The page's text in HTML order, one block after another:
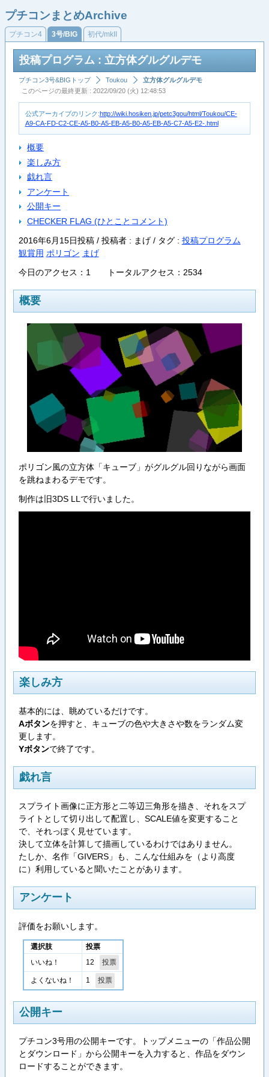
プチコンまとめArchive
プチコン4 3号/BIG 初代/mkII
投稿プログラム : 立方体グルグルデモ
プチコン3号&BIGトップ Toukou
立方体グルグルデモ
このページの最終更新 : 2022/09/20 (火) 12:48:53
公式アーカイブのリンク:http://wiki.hosiken.jp/petc3gou/html/Toukou/CE-
A9-CA-FD-C2-CE-A5-B0-A5-EB-A5-B0-A5-EB-A5-C7-A5-E2-.html
概要
楽しみ方
戯れ言
アンケート
公開キー
CHECKER FLAG (ひとことコメント)
2016年6月15日投稿 / 投稿者 : まげ / タグ : 投稿プログラム
観賞用 ポリゴン まげ
今日のアクセス：1 トータルアクセス：2534
概要
ポリゴン風の立方体「キューブ」がグルグル回りながら画面
を跳ねまわるデモです。
制作は旧3DS LLで行いました。
楽しみ方
基本的には、眺めているだけです。
Aボタンを押すと、キューブの色や大きさや数をランダム変
更します。
Yボタンで終了です。
戯れ言
スプライト画像に正方形と二等辺三角形を描き、それをスプ
ライトとして切り出して配置し、SCALE値を変更すること
で、それっぽく見せています。
決して立体を計算して描画しているわけではありません。
たしか、名作「GIVERS」も、こんな仕組みを（より高度
に）利用していると聞いたことがあります。
アンケート
評価をお願いします。
選択肢 投票
いいね！ 12
よくないね！ 1
公開キー
プチコン3号用の公開キーです。トップメニューの「作品公開
とダウンロード」から公開キーを入力すると、作品をダウン
ロードすることができます。